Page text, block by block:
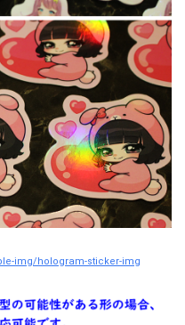
img/hologram-sticker-img